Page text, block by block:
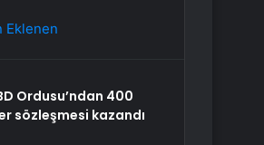
Eklenen
Ordusu’ndan 400
sözleşmesi kazandı